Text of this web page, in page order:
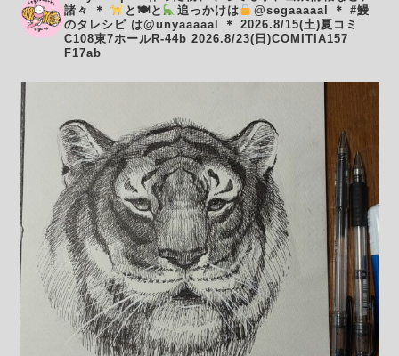
諸々
＊ と🍽と 追っかけは @segaaaaal ＊ #鰻
のタレシピ は@unyaaaaal
＊ 2026.8/15(土)夏コミ
C108東7ホールR-44b 2026.8/23(日)COMITIA157
F17ab